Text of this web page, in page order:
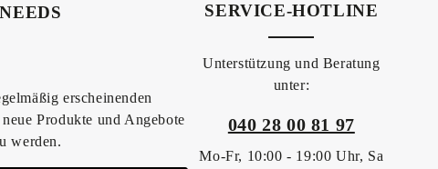
erscheinenden
Produkte und Angebote
werden.
SERVICE-HOTLINE
Unterstützung und Beratung
unter:
040 28 00 81 97
Mo-Fr, 10:00 - 19:00 Uhr, Sa